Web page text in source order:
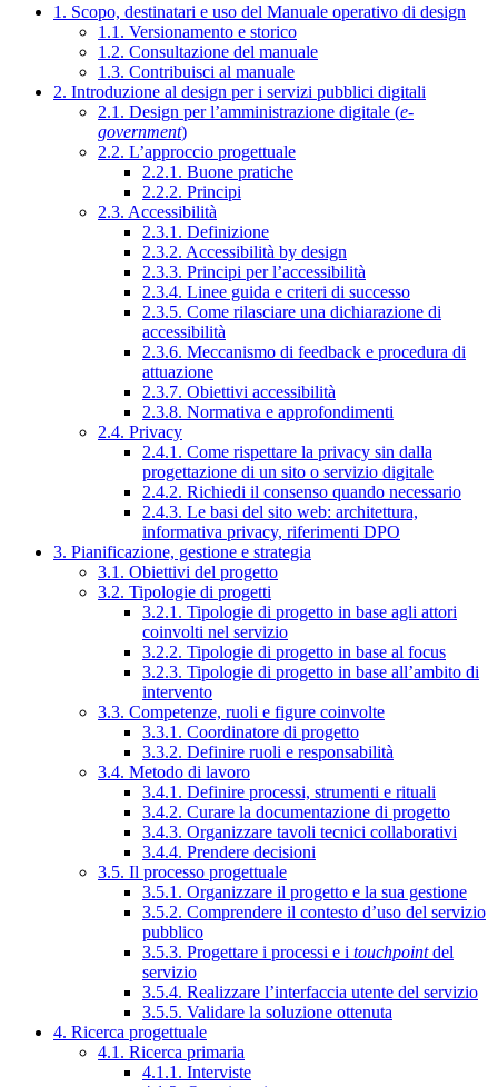
1. Scopo, destinatari e uso del Manuale operativo di design
1.1. Versionamento e storico
1.2. Consultazione del manuale
1.3. Contribuisci al manuale
2. Introduzione al design per i servizi pubblici digitali
2.1. Design per l’amministrazione digitale (e-
government)
2.2. L’approccio progettuale
2.2.1. Buone pratiche
2.2.2. Principi
2.3. Accessibilità
2.3.1. Definizione
2.3.2. Accessibilità by design
2.3.3. Principi per l’accessibilità
2.3.4. Linee guida e criteri di successo
2.3.5. Come rilasciare una dichiarazione di
accessibilità
2.3.6. Meccanismo di feedback e procedura di
attuazione
2.3.7. Obiettivi accessibilità
2.3.8. Normativa e approfondimenti
2.4. Privacy
2.4.1. Come rispettare la privacy sin dalla
progettazione di un sito o servizio digitale
2.4.2. Richiedi il consenso quando necessario
2.4.3. Le basi del sito web: architettura,
informativa privacy, riferimenti DPO
3. Pianificazione, gestione e strategia
3.1. Obiettivi del progetto
3.2. Tipologie di progetti
3.2.1. Tipologie di progetto in base agli attori
coinvolti nel servizio
3.2.2. Tipologie di progetto in base al focus
3.2.3. Tipologie di progetto in base all’ambito di
intervento
3.3. Competenze, ruoli e figure coinvolte
3.3.1. Coordinatore di progetto
3.3.2. Definire ruoli e responsabilità
3.4. Metodo di lavoro
3.4.1. Definire processi, strumenti e rituali
3.4.2. Curare la documentazione di progetto
3.4.3. Organizzare tavoli tecnici collaborativi
3.4.4. Prendere decisioni
3.5. Il processo progettuale
3.5.1. Organizzare il progetto e la sua gestione
3.5.2. Comprendere il contesto d’uso del servizio
pubblico
3.5.3. Progettare i processi e i touchpointdel
servizio
3.5.4. Realizzare l’interfaccia utente del servizio
3.5.5. Validare la soluzione ottenuta
4. Ricerca progettuale
4.1. Ricerca primaria
4.1.1. Interviste